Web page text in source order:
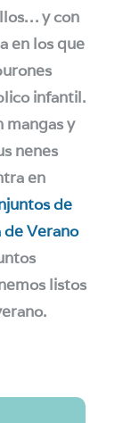
y con
en los que
infantil.
mangas y
nenes
en
de
Verano
listos